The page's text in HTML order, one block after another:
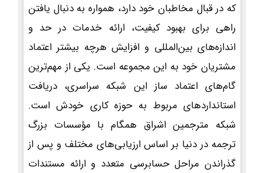
که در قبال مخاطبان خود دارد، همواره به دنبال یافتن
راهی برای بهبود کیفیت، ارائه خدمات در حد و
اندازه‌های بین‌المللی و افزایش هرچه بیشتر اعتماد
مشتریان خود به این مجموعه است. یکی از مهم‌ترین
گام‌های اعتماد ساز این شبکه سراسری، دریافت
استانداردهای مربوط به حوزه کاری خودش است.
شبکه مترجمین اشراق همگام با مؤسسات بزرگ
ترجمه در دنیا بر اساس ارزیابی‌های مختلف و پس از
گذراندن مراحل حسابرسی متعدد و ارائه مستندات